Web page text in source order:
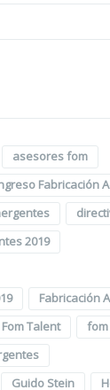
asesores fom
Fabricación
2019
Fabricación
Fom Talent
Guido Stein